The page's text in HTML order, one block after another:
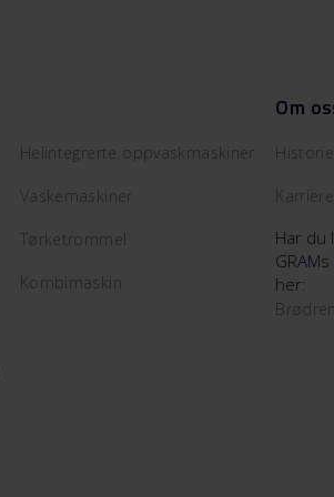
Helintegrerte oppvaskmaskiner
Vaskemaskiner
Tørketrommel
Kombimaskin
Om
Karriere
Har du
her: